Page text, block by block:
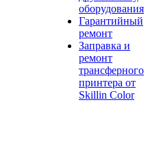
оборудования
Гарантийный
ремонт
Заправка и
ремонт
трансферного
принтера от
Skillin Color